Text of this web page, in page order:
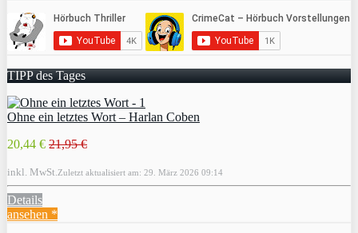
TIPP des Tages
Ohne ein letztes Wort – Harlan Coben
20,44 € 21,95 €
inkl. MwSt. Zuletzt aktualisiert am: 29. März 2026 09:14
Details
ansehen *